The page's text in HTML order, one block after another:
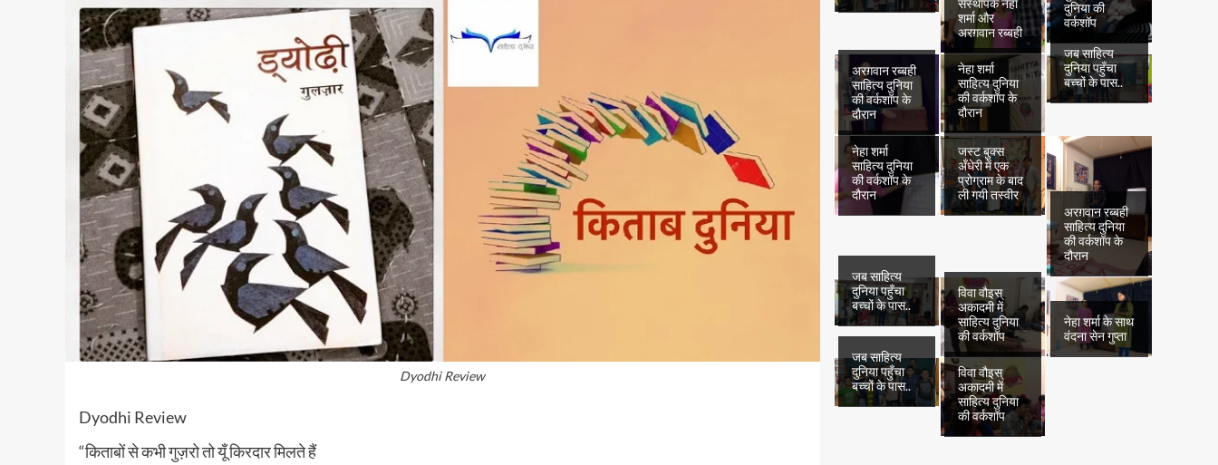
Dyodhi Review
Dyodhi Review
“किताबों से कभी गुज़रो तो यूँ किरदार मिलते हैं
संस्थापक नेहा
शर्मा और
अरग़वान रब्बही
दुनिया की
वर्कशॉप
अरग़वान रब्बही
साहित्य दुनिया
की वर्कशॉप के
दौरान
नेहा शर्मा
साहित्य दुनिया
की वर्कशॉप के
दौरान
जब साहित्य
दुनिया पहुँचा
बच्चों के पास..
नेहा शर्मा
साहित्य दुनिया
की वर्कशॉप के
दौरान
जस्ट बुक्स
अँधेरी में एक
प्रोग्राम के बाद
ली गयी तस्वीर
अरग़वान रब्बही
साहित्य दुनिया
की वर्कशॉप के
दौरान
जब साहित्य
दुनिया पहुँचा
बच्चों के पास..
विवा वौइस्
अकादमी में
साहित्य दुनिया
की वर्कशॉप
नेहा शर्मा के साथ
वंदना सेन गुप्ता
जब साहित्य
दुनिया पहुँचा
बच्चों के पास..
विवा वौइस्
अकादमी में
साहित्य दुनिया
की वर्कशॉप